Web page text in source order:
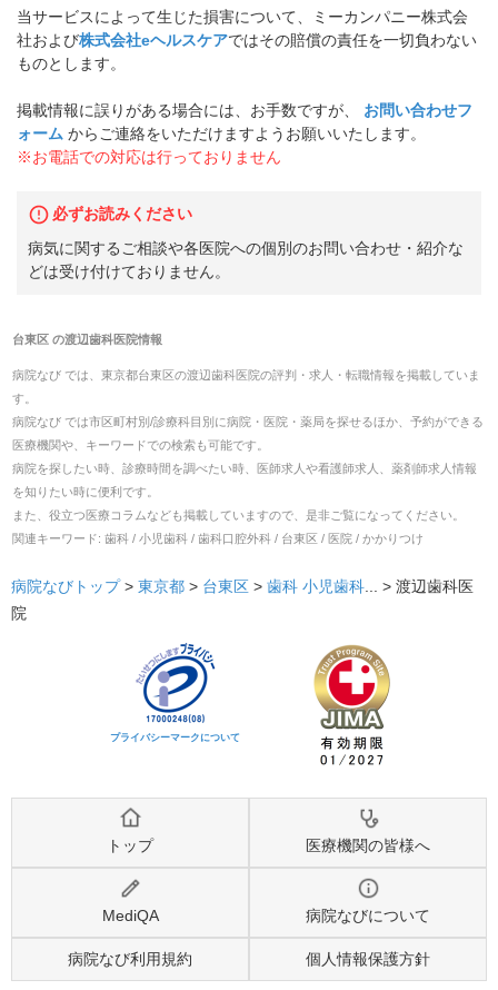
当サービスによって生じた損害について、ミーカンパニー株式会
社および株式会社eヘルスケアではその賠償の責任を一切負わない
ものとします。
掲載情報に誤りがある場合には、お手数ですが、
お問い合わせフ
ォーム からご連絡をいただけますようお願いいたします。
※お電話での対応は行っておりません
必ずお読みください
病気に関するご相談や各医院への個別のお問い合わせ・紹介な
どは受け付けておりません。
台東区 の渡辺歯科医院情報
病院なび では、 東京都台東区の渡辺歯科医院の評判・求人・転職情報を掲載していま
す。
病院なび では市区町村別/診療科目別に病院・医院・薬局を探せるほか、予約ができる
医療機関や、キーワードでの検索も可能です。
病院を探したい時、診療時間を調べたい時、医師求人や看護師求人、薬剤師求人情報
を知りたい時に便利です。
また、役立つ医療コラムなども掲載していますので、是非ご覧になってください。
関連キーワード: 歯科 / 小児歯科 / 歯科口腔外科 / 台東区 / 医院 / かかりつけ
病院なびトップ > 東京都 > 台東区 > 歯科 小児歯科 ... > 渡辺歯科医
院
プライバシーマークについて
トップ 医療機関の皆様へ
MediQA 病院なびについて
病院なび利用規約 個人情報保護方針